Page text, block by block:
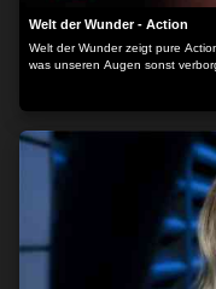
Welt der Wunder - Action
Welt der Wunder zeigt pure
was unseren Augen sonst